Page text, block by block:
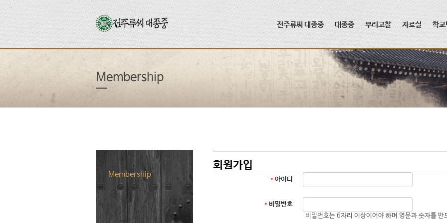
메뉴 건너뛰기
전주류씨 대종중 대종중 뿌리고찰 자료실 학
Membership
Membership
회원가입
* 아이디
* 비밀번호
비밀번호는 6자리 이상이어야 하며 영문과 숫자를 반